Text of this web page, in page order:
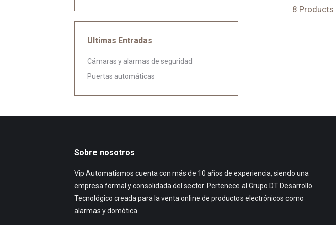
8 Products
Ultimas Entradas
Cámaras y alarmas de seguridad
Puertas automáticas
Sobre nosotros
Vip Automatismos cuenta con más de 10 años de experiencia, siendo una
empresa formal y consolidada del sector. Pertenece al Grupo DT Desarrollo
Tecnológico creada para la venta online de productos electrónicos como
alarmas y domótica.